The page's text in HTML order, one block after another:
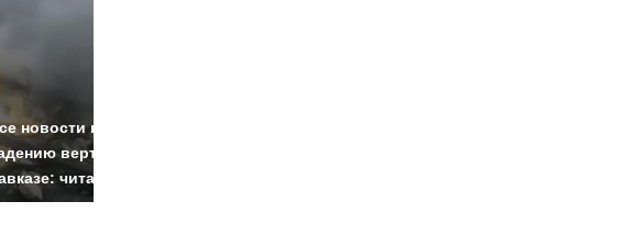
новости по
вертолета на
читать здесь